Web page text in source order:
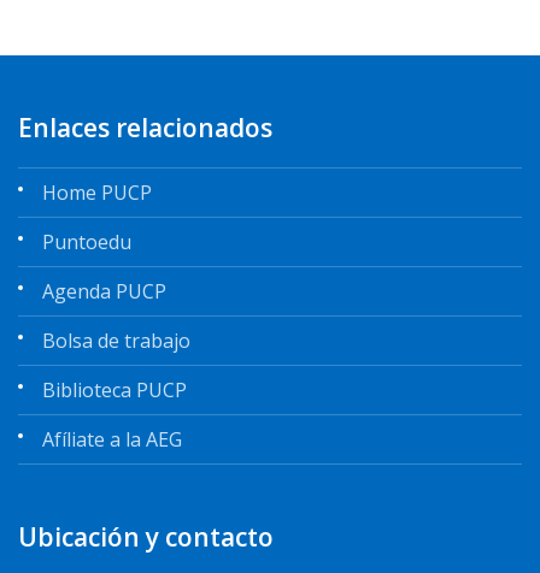
Enlaces relacionados
Home PUCP
Puntoedu
Agenda PUCP
Bolsa de trabajo
Biblioteca PUCP
Afíliate a la AEG
Ubicación y contacto